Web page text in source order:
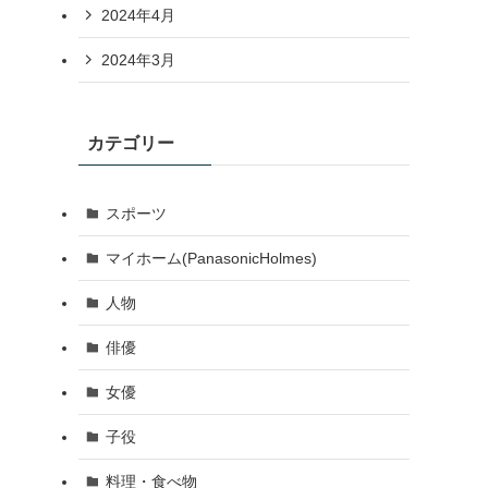
2024年4月
2024年3月
カテゴリー
スポーツ
マイホーム(PanasonicHolmes)
人物
俳優
女優
子役
料理・食べ物